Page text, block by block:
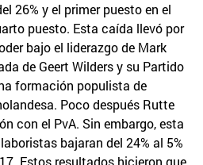
26% y el primer puesto en el
puesto. Esta caída llevó por
bajo el liderazgo de Mark
de Geert Wilders y su Partido
formación populista de
Poco después Rutte
con el PvA. Sin embargo, esta
bajaran del 24% al 5%
Estos resultados hicieron que